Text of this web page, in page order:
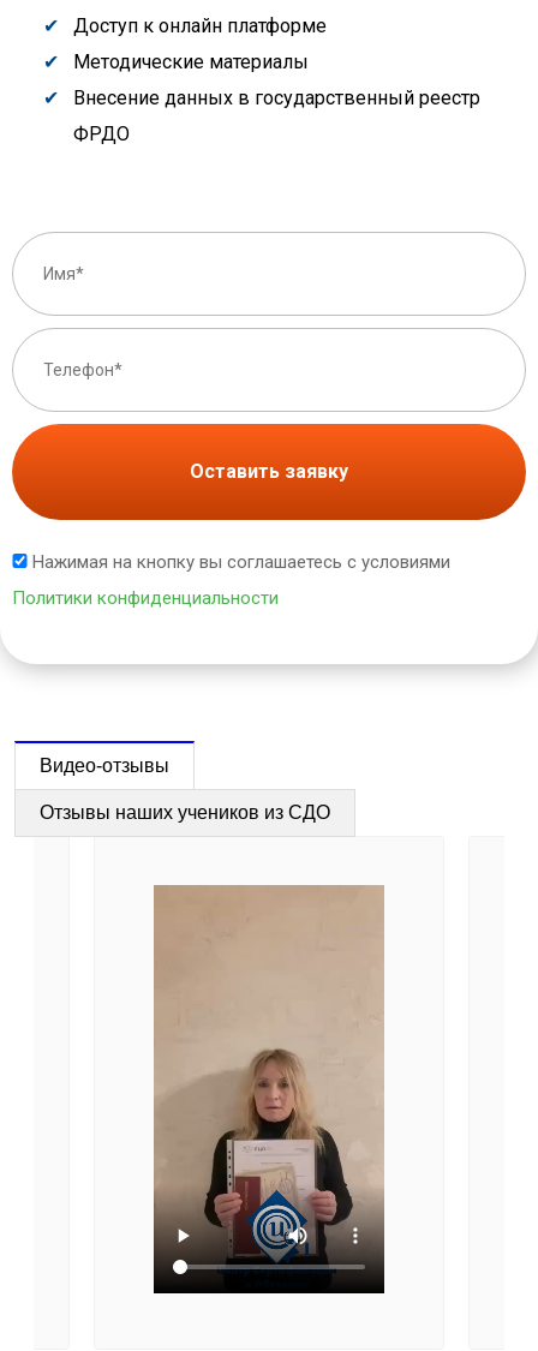
Доступ к онлайн платформе
Методические материалы
Внесение данных в государственный реестр
ФРДО
Оставить заявку
Нажимая на кнопку вы соглашаетесь с условиями
Политики конфиденциальности
Видео-отзывы
Отзывы наших учеников из СДО